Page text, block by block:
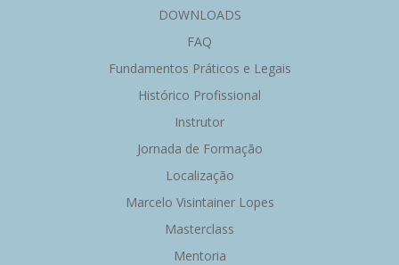
DOWNLOADS
FAQ
Fundamentos Práticos e Legais
Histórico Profissional
Instrutor
Jornada de Formação
Localização
Marcelo Visintainer Lopes
Masterclass
Mentoria